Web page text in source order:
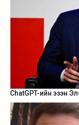
ChatGPT-ийн эзэн